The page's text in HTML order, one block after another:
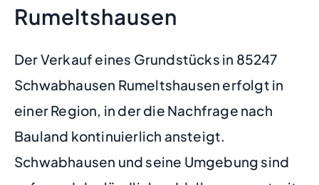
Rumeltshausen
Der Verkauf eines Grundstücks in 85247
Schwabhausen Rumeltshausen erfolgt in
einer Region, in der die Nachfrage nach
Bauland kontinuierlich ansteigt.
Schwabhausen und seine Umgebung sind